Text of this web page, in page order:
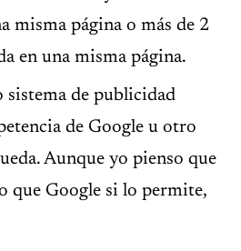
misma página o más de 2
en una misma página.
sistema de publicidad
de Google u otro
Aunque yo pienso que
que Google si lo permite,